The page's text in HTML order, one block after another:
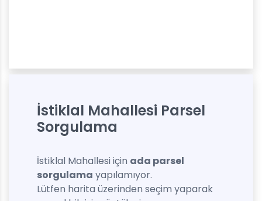
İstiklal Mahallesi Parsel
Sorgulama
İstiklal Mahallesi için ada parsel
sorgulama yapılamıyor.
Lütfen harita üzerinden seçim yaparak